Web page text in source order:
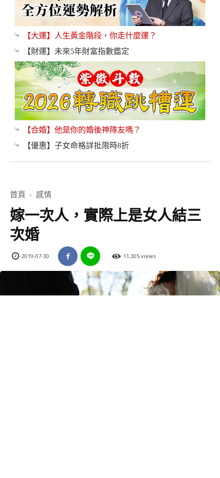
【大運】人生黃金階段，你走什麼運？
【財運】未來5年財富指數鑑定
【合婚】他是你的婚後神隊友嗎？
【優惠】子女命格詳批限時8折